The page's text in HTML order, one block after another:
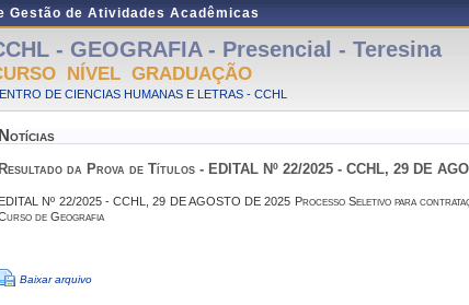
Gestão de Atividades Acadêmicas
- GEOGRAFIA - Presencial - Teresina
NÍVEL GRADUAÇÃO
DE CIENCIAS HUMANAS E LETRAS - CCHL
Notícias
Resultado da Prova de Títulos - EDITAL Nº 22/2025 - CCHL, 29 DE
EDITAL Nº 22/2025 - CCHL, 29 DE AGOSTO DE 2025 Processo Seletivo para
de Geografia
Baixar arquivo